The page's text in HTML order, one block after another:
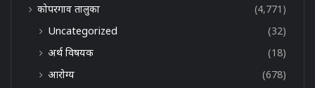
कोपरगाव तालुका
(4,771)
Uncategorized
(32)
अर्थ विषयक
(18)
आरोग्य
(678)